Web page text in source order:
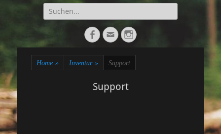
Suche
nach:
Facebook
E-
Mail
Instagram
Home » Inventar » Support
Support